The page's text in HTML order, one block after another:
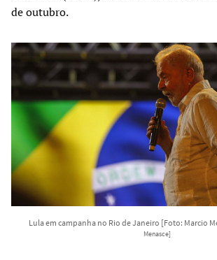
de outubro.
Lula em campanha no Rio de Janeiro [Foto: Marcio
Menasce]